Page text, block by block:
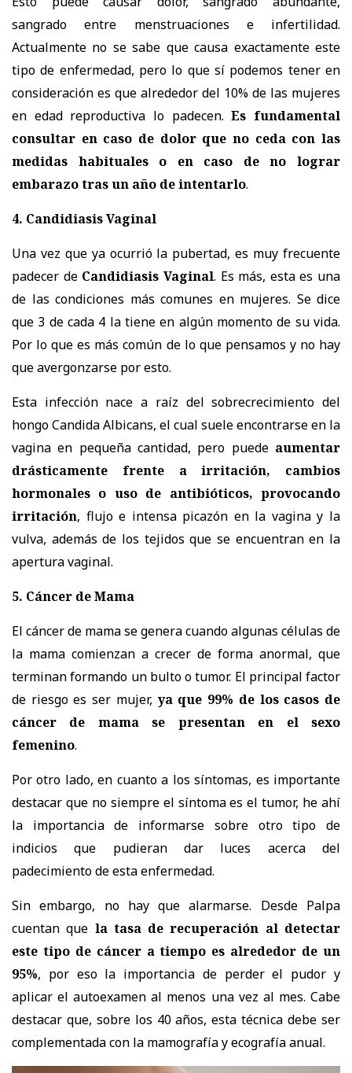
sangrado entre menstruaciones e infertilidad.
Actualmente no se sabe que causa exactamente este
tipo de enfermedad, pero lo que sí podemos tener en
consideración es que alrededor del 10% de las mujeres
en edad reproductiva lo padecen.Es fundamental
consultar en caso de dolor que no ceda con las
medidas habituales o en caso de no lograr
embarazo tras un año de intentarlo.
4. Candidiasis Vaginal
Una vez que ya ocurrió la pubertad, es muy frecuente
padecer de Candidiasis Vaginal. Es más, esta es una
de las condiciones más comunes en mujeres. Se dice
que 3 de cada 4 la tiene en algún momento de su vida.
Por lo que es más común de lo que pensamos y no hay
que avergonzarse por esto.
Esta infección nace a raíz del sobrecrecimiento del
hongo Candida Albicans, el cual suele encontrarse en la
vagina en pequeña cantidad, pero puede aumentar
drásticamente frente a irritación, cambios
hormonales o uso de antibióticos, provocando
irritación, flujo e intensa picazón en la vagina y la
vulva, además de los tejidos que se encuentran en la
apertura vaginal.
5. Cáncer de Mama
El cáncer de mama se genera cuando algunas células de
la mama comienzan a crecer de forma anormal, que
terminan formando un bulto o tumor. El principal factor
de riesgo es ser mujer, ya que 99% de los casos de
cáncer de mama se presentan en el sexo
femenino.
Por otro lado, en cuanto a los síntomas, es importante
destacar que no siempre el síntoma es el tumor, he ahí
la importancia de informarse sobre otro tipo de
indicios que pudieran dar luces acerca del
padecimiento de esta enfermedad.
Sin embargo, no hay que alarmarse. Desde Palpa
cuentan que la tasa de recuperación al detectar
este tipo de cáncer a tiempo es alrededor de un
95%, por eso la importancia de perder el pudor y
aplicar el autoexamen al menos una vez al mes. Cabe
destacar que, sobre los 40 años, esta técnica debe ser
complementada con la mamografía y ecografía anual.